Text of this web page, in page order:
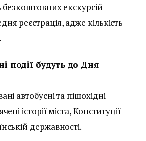
безкоштовних екскурсій
реєстрація, адже кількість
події будуть до Дня
автобусні та пішохідні
історії міста, Конституції
державності.